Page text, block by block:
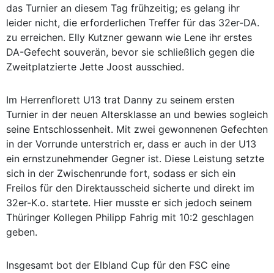
das Turnier an diesem Tag frühzeitig; es gelang ihr
leider nicht, die erforderlichen Treffer für das 32er-DA.
zu erreichen. Elly Kutzner gewann wie Lene ihr erstes
DA-Gefecht souverän, bevor sie schließlich gegen die
Zweitplatzierte Jette Joost ausschied.
Im Herrenflorett U13 trat Danny zu seinem ersten
Turnier in der neuen Altersklasse an und bewies sogleich
seine Entschlossenheit. Mit zwei gewonnenen Gefechten
in der Vorrunde unterstrich er, dass er auch in der U13
ein ernstzunehmender Gegner ist. Diese Leistung setzte
sich in der Zwischenrunde fort, sodass er sich ein
Freilos für den Direktausscheid sicherte und direkt im
32er-K.o. startete. Hier musste er sich jedoch seinem
Thüringer Kollegen Philipp Fahrig mit 10:2 geschlagen
geben.
Insgesamt bot der Elbland Cup für den FSC eine